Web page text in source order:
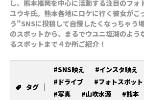
し、熊本福岡を中心に活動する注目のフォ
ユウキ氏。熊本各地にロケに行く彼女がこ
う"SNSに投稿して自慢したくなっちゃう
のスポットから、まるでウユニ塩湖のよう
るスポットまで４か所ご紹介！
タグ
#SNS映え #インスタ映え
#ドライブ
#フォトスポット
#写真
#山吹水源 #熊本